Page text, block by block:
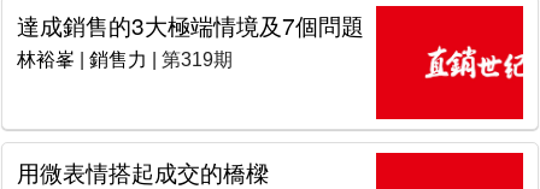
達成銷售的3大極端情境及7個問題
林裕峯 銷售力 | 第319期
用微表情搭起成交的橋樑